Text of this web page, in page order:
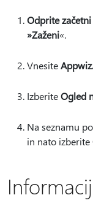
Odprite
»Zaženi«.
Vnesite
IzberiteOgled
Na seznamu
in nato izberite